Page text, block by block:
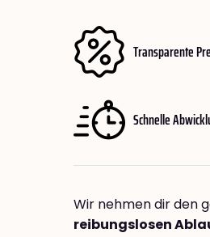
Transparente
Schnelle
Wir nehmen dir den
reibungslosen